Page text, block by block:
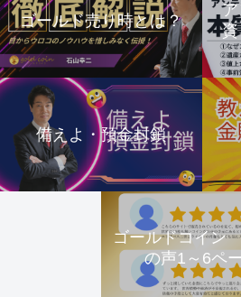
ゴールド売り時とは？
備えよ・預金封鎖
ゴールドコイン
の声1～6ペ